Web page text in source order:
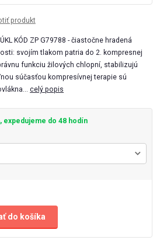
produkt
KÓD ZP G79788 - čiastočne hradená
svojím tlakom patria do 2. kompresnej
funkciu žilových chlopní, stabilizujú
súčasťou kompresívnej terapie sú
celý popis
expedujeme do 48 hodín
do košíka